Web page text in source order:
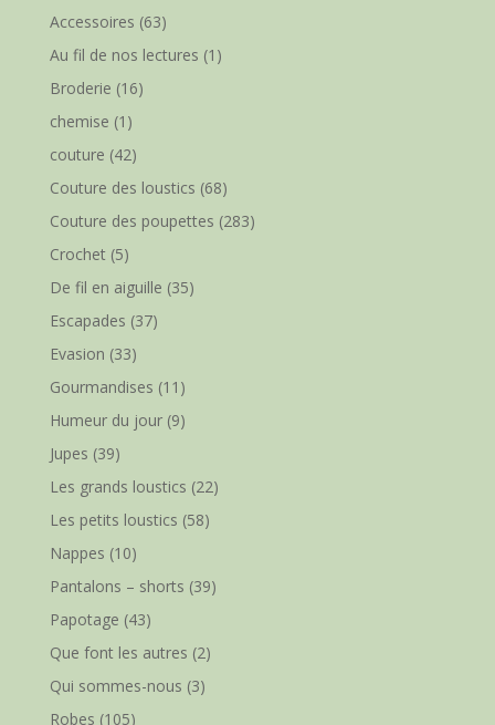
Accessoires (63)
Au fil de nos lectures (1)
Broderie (16)
chemise (1)
couture (42)
Couture des loustics (68)
Couture des poupettes (283)
Crochet (5)
De fil en aiguille (35)
Escapades (37)
Evasion (33)
Gourmandises (11)
Humeur du jour(9)
Jupes (39)
Les grands loustics (22)
Les petits loustics (58)
Nappes (10)
Pantalons – shorts (39)
Papotage (43)
Que font les autres (2)
Qui sommes-nous (3)
Robes (105)